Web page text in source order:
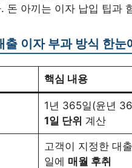
돈 아끼는 이자 납입 팁과
출 이자 부과 방식 한눈
핵심 내용
1년 365일(윤년
1일 단위 계산
고객이 지정한 대
일에 매월 후취